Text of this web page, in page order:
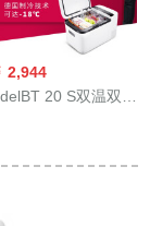
2,944
20 S双温双控
横型車家兼用保温
車T 20 S 20リト